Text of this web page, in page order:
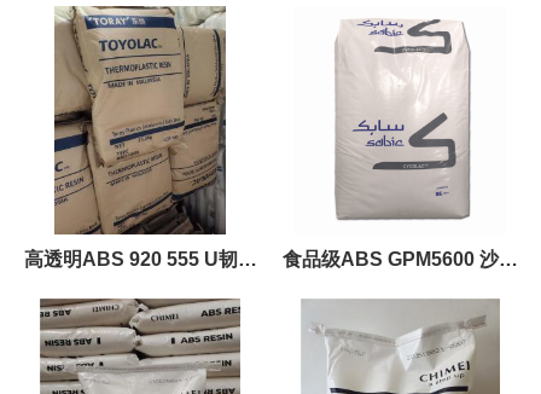
时钟外壳，音响外壳，手提
箱材料
高透明ABS 920 555 U韧性
好ABS耐冲MABS
食品级ABS GPM5600 沙特